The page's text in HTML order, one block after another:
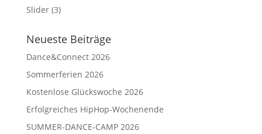
Slider(3)
Neueste Beiträge
Dance&Connect 2026
Sommerferien 2026
Kostenlose Glückswoche 2026
Erfolgreiches HipHop-Wochenende
SUMMER-DANCE-CAMP 2026